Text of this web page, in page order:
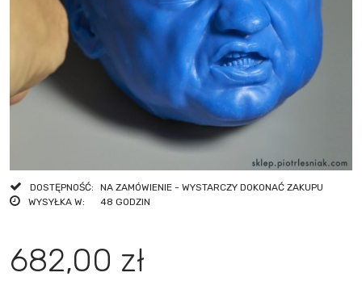
DOSTĘPNOŚĆ:
NA ZAMÓWIENIE - WYSTARCZY DOKONAĆ ZAKUPU
WYSYŁKA W:
48 GODZIN
682,00 zł